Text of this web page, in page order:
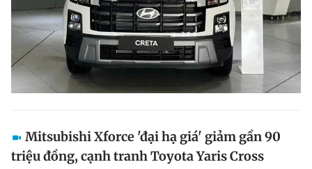
Mitsubishi Xforce 'đại hạ giá' giảm gần 90
triệu đồng, cạnh tranh Toyota Yaris Cross